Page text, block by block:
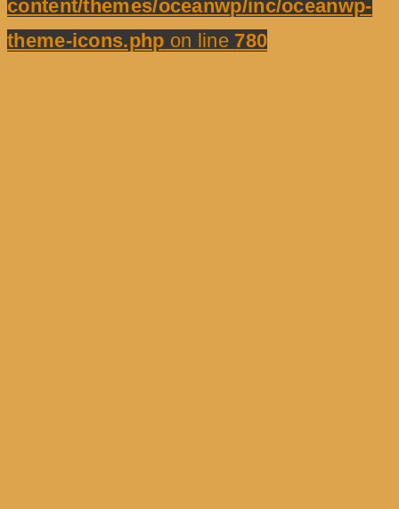
content/themes/oceanwp/inc/oceanwp-
theme-icons.php on line 780